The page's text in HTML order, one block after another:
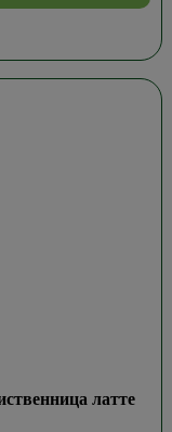
латте